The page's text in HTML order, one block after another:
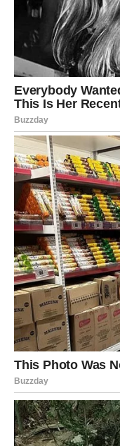
uzalud verovali.
Emotivna
Bik uči da nije slab
njegova snaga. I
slažu na svoje mesto.
Od bola – do mira.
VAGA –
PRAVOM
Vaga je možda